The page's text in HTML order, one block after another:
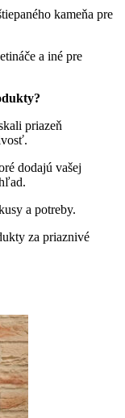
kameňa pre
a iné pre
priazeň
dodajú vašej
a potreby.
za priaznivé